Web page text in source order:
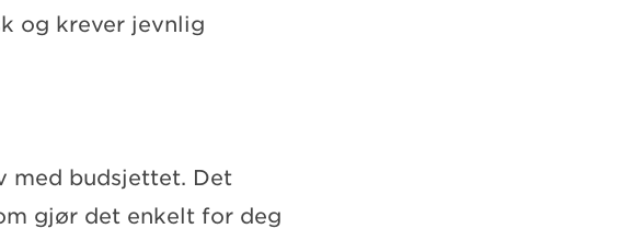
og krever jevnlig
med budsjettet. Det
gjør det enkelt for deg